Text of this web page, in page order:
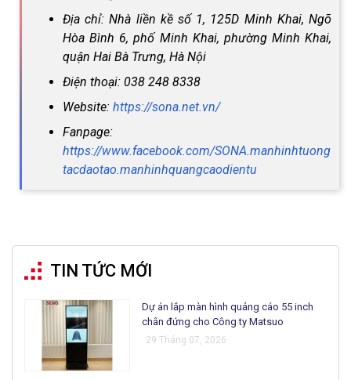
Địa chỉ: Nhà liền kề số 1, 125D Minh Khai, Ngõ
Hòa Bình 6, phố Minh Khai, phường Minh Khai,
quận Hai Bà Trưng, Hà Nội
Điện thoại: 038 248 8338
Website: https://sona.net.vn/
Fanpage:
https://www.facebook.com/SONA.manhinhtuong
tacdaotao.manhinhquangcaodientu
TIN TỨC MỚI
Dự án lắp màn hình quảng cáo 55 inch
chân đứng cho Công ty Matsuo
29 Tháng 07, 2026